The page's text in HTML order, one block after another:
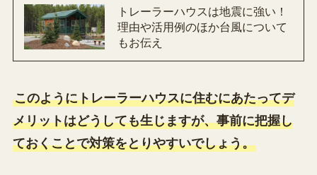
トレーラーハウスは地震に強い！
理由や活用例のほか台風について
もお伝え
このようにトレーラーハウスに住むにあたってデ
メリットはどうしても生じますが、事前に把握し
ておくことで対策をとりやすいでしょう。